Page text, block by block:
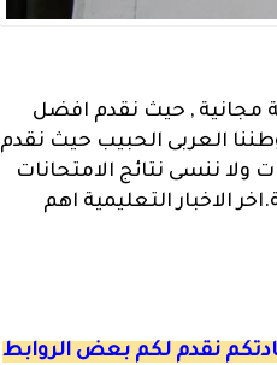
مجانية , حيث نقدم افضل
العربى الحبيب حيث نقدم
ننسى نتائج الامتحانات
الاخبار التعليمية اهم
نقدم لكم بعض الروابط